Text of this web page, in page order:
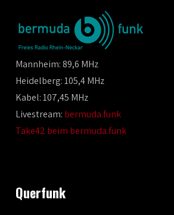
Mannheim: 89,6 MHz
Heidelberg: 105,4 MHz
Kabel: 107,45 MHz
Livestream: bermuda.funk
Take42 beim bermuda.funk
Querfunk